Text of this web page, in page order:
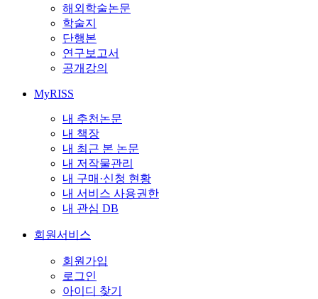
해외학술논문
학술지
단행본
연구보고서
공개강의
MyRISS
내 추천논문
내 책장
내 최근 본 논문
내 저작물관리
내 구매·신청 현황
내 서비스 사용권한
내 관심 DB
회원서비스
회원가입
로그인
아이디 찾기